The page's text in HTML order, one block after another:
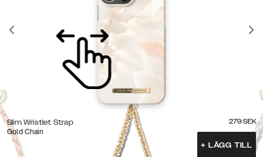
Slim Wristlet Strap
Gold Chain
279 SEK
+ LÄGG TILL